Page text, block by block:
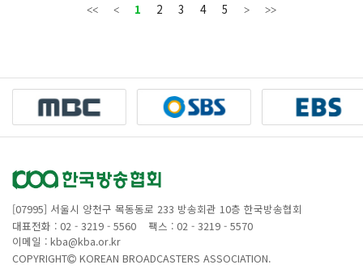
1 2 3 4 5
[07995] 서울시 양천구 목동동로 233 방송회관 10층 한국방송협회
대표전화 : 02 - 3219 - 5560
팩스 : 02 - 3219 - 5570
이메일 : kba@kba.or.kr
COPYRIGHT
KOREAN BROADCASTERS ASSOCIATION.